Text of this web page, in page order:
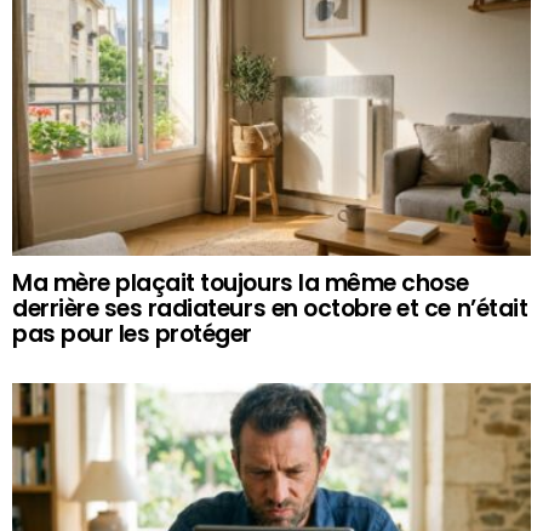
Ma mère plaçait toujours la même chose
derrière ses radiateurs en octobre et ce n’était
pas pour les protéger